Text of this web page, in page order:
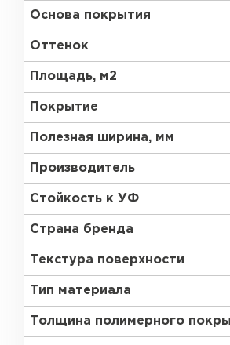
Основа покрытия
Оттенок
Площадь, м2
Покрытие
Полезная ширина, мм
Производитель
Стойкость к УФ
Страна бренда
Текстура поверхности
Тип материала
Толщина полимерного